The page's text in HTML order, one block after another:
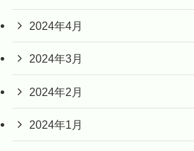
2024年4月
2024年3月
2024年2月
2024年1月